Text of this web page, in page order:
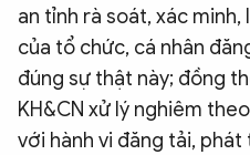
an tỉnh rà soát, xác
của tổ chức, cá nhân
đúng sự thật này; đồng
KH&CN xử lý nghiêm
với hành vi đăng tải,